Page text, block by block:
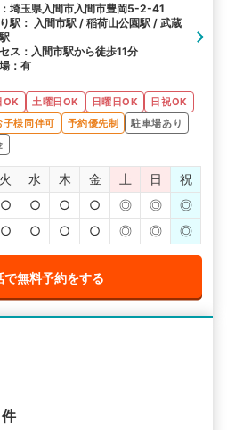
埼玉県入間市入間市豊岡5-2-41
駅： 入間市駅 / 稲荷山公園駅 / 武蔵
ス：入間市駅から徒歩11分
：有
OK 土曜日OK 日曜日OK
日祝OK
子様同伴可 予約優先制
駐車場あり
火 水 木 金 土 日
祝
○ ○ ○ ○ ◎ ◎
◎
○ ○ ○ ○ ◎ ◎ ◎
で無料予約をする
件